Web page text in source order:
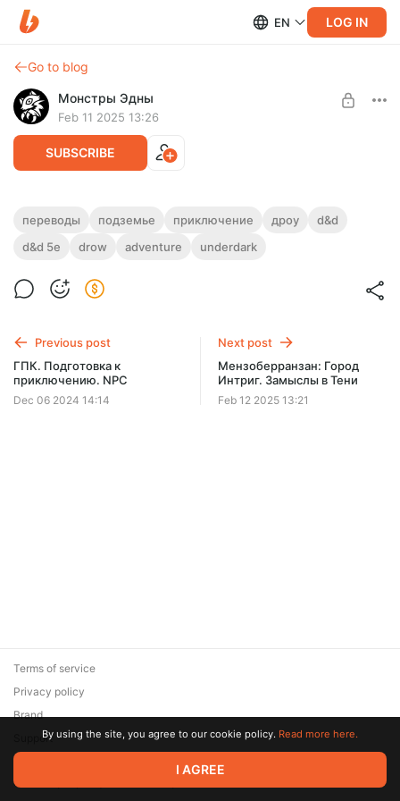
EN LOG IN
Go to blog
Монстры Эдны
Feb 11 2025 13:26
SUBSCRIBE
ГПК. Отыгрыш Злодеев. Важные NPC
Рядовой монстр
переводы подземье приключение дроу
d&d
d&d 5e
drow adventure underdark
Previous post
ГПК. Подготовка к
приключению. NPC
Dec 06 2024 14:14
Next post
Мензоберранзан: Город
Интриг. Замыслы в Тени
Feb 12 2025 13:21
© 2026 Zaya Solutions Limited. All rights reserved. All trademarks
are the property of their respective owners.
Terms of service
Privacy policy
Brand
SupportBy using the site, you agree to our cookie policy. Read more here.
I AGREE